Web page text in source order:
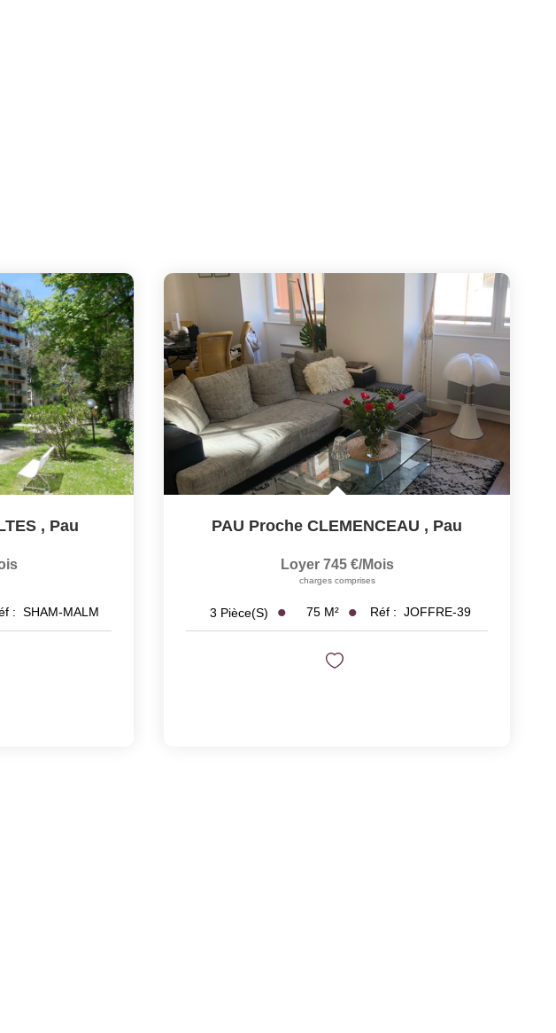
, Pau
: SHAM-MALM
PAU Proche CLEMENCEAU , Pau
Loyer 745 €/mois
charges comprises
3 Pièce(s) 75 M² Réf : JOFFRE-39